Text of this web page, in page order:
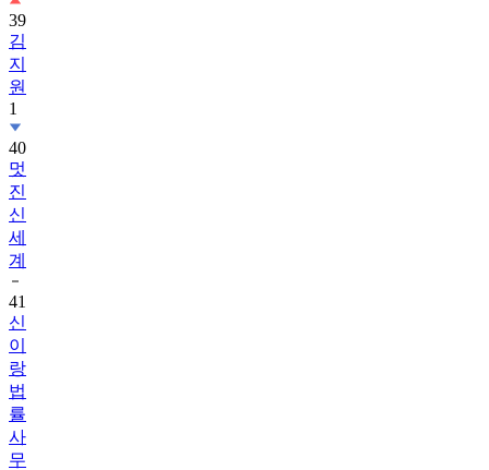
39
김
지
원
1
40
멋
진
신
세
계
41
신
이
랑
법
률
사
무